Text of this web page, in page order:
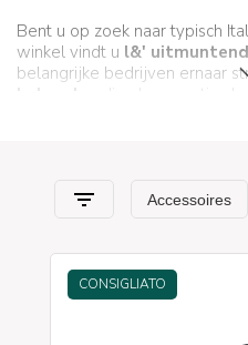
Bent u op zoek naar typisch
winkel vindt u l&'
belangrijke bedrijven ernaar
behouden
die al generaties
CONSIGLIATO